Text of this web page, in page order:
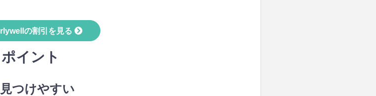
の割引を見る
イント
つけやすい